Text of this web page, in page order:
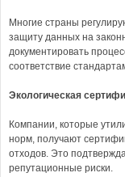
Многие страны
защиту данных на
документировать
соответствие
Экологическая
Компании, которые
норм, получают
отходов. Это
репутационные риски.